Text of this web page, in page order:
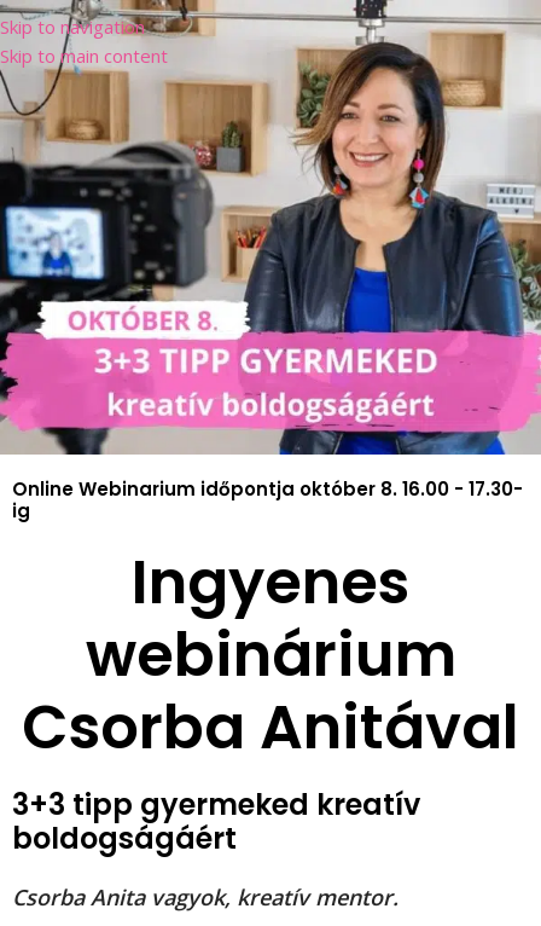
Skip to navigation
Skip to main content
Online Webinarium időpontja október 8. 16.00 - 17.30-
ig
Ingyenes
webinárium
Csorba Anitával
3+3 tipp gyermeked kreatív
boldogságáért
Csorba Anita vagyok, kreatív mentor.